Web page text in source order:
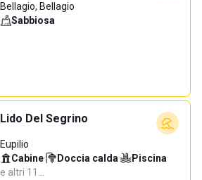
Bellagio, Bellagio
Sabbiosa
Lido Del Segrino
Eupilio
Cabine· Doccia calda· Piscina·
e altri 11…